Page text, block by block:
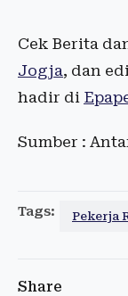
Cek Berita
Jogja, dan
hadir di
Sumber :
Tags: Pekerja
Share